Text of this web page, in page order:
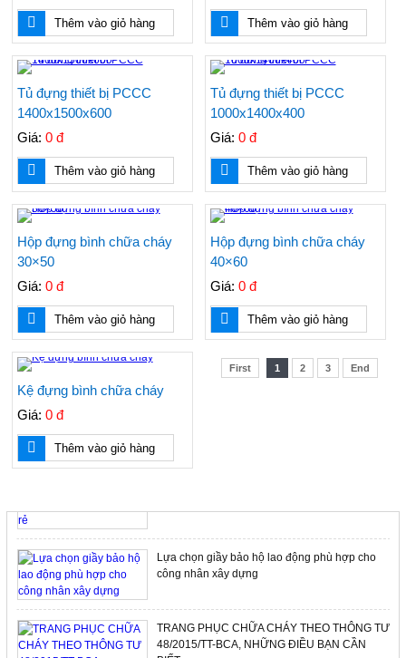
Thêm vào giỏ hàng Thêm vào giỏ hàng
Tủ đựng thiết bị PCCC
1400x1500x600
Giá: 0 đ
Thêm vào giỏ hàng
Tủ đựng thiết bị PCCC
1000x1400x400
Giá: 0 đ
Thêm vào giỏ hàng
Hộp đựng bình chữa cháy
30×50
Giá: 0 đ
Thêm vào giỏ hàng
Hộp đựng bình chữa cháy
40×60
Giá: 0 đ
Thêm vào giỏ hàng
Kệ đựng bình chữa cháy
Giá: 0 đ
Thêm vào giỏ hàng
First 1 2 3 End
Áo dùng cho kho lạnh, phòng lạnh, hệ thống
lạnh, điện lạnh, áo chống đông, áo chống lạnh,
áo bảo vệ
Kính chống tia laser hàng của Mỹ, dùng trong
Băng cảnh báo điện, băng chôn cùng cáp điện,
nhân, nón công nhân, nón cam, nón công nhân
Lựa chọn giầy bảo hộ lao động phù hợp cho
công nhân xây dựng
TRANG PHỤC CHỮA CHÁY THEO THÔNG TƯ
48/2015/TT-BCA, NHỮNG ĐIỀU BẠN CẦN